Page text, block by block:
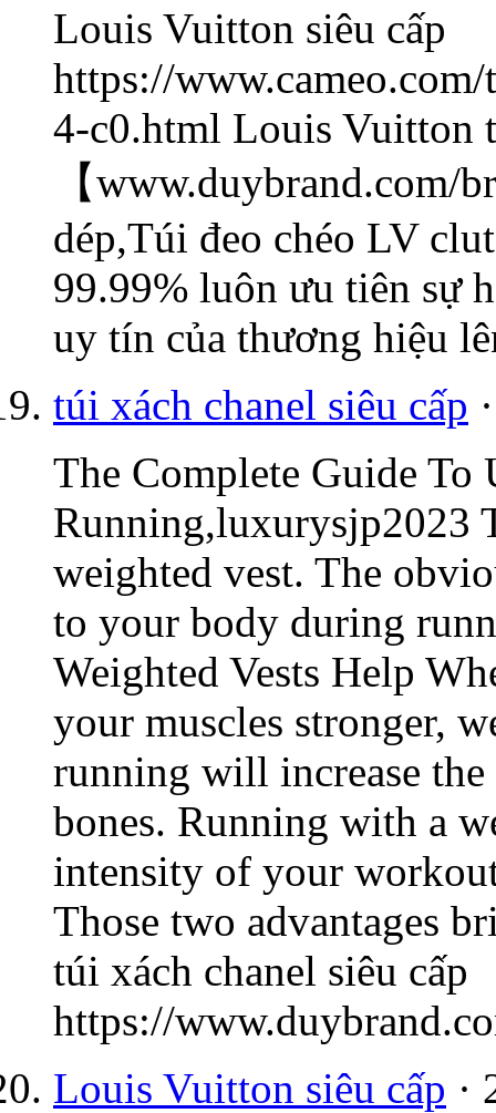
Louis Vuitton siêu cấp
https://
4-c0.html Louis Vuitton
【www.duybrand.com/
dép,Túi đeo chéo LV
99.99% luôn ưu tiên sự
uy tín của thương hiệu
túi xách chanel siêu cấp
The Complete Guide To
Running,luxurysjp2023
weighted vest. The
to your body during
Weighted Vests Help
your muscles stronger,
running will increase
bones. Running with a
intensity of your
Those two advantages
túi xách chanel siêu cấp
https://
Louis Vuitton siêu cấp ·